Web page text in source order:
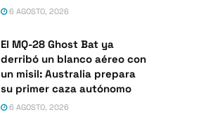
6 AGOSTO, 2026
El MQ-28 Ghost Bat ya
derribó un blanco aéreo con
un misil: Australia prepara
su primer caza autónomo
6 AGOSTO, 2026